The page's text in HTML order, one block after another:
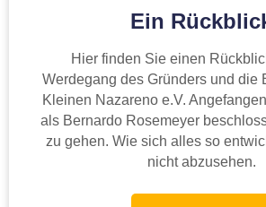
Ein
Hier finden Sie einen
Werdegang des Gründers und die
Kleinen Nazareno e.V.
als Bernardo Rosemeyer
zu gehen. Wie sich alles so
nicht abzusehen.